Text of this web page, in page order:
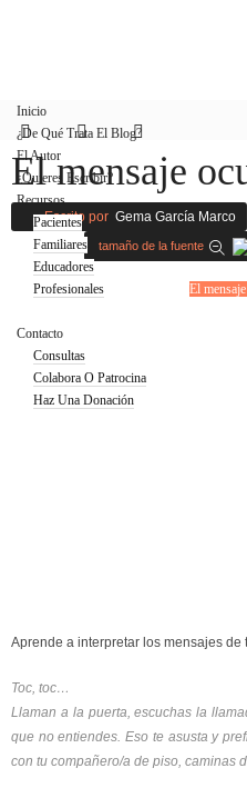
Inicio
¿De Qué Trata El Blog?
El Autor
¿Quieres Escribir?
Recursos
Pacientes
Familiares
Educadores
Profesionales
Contacto
Consultas
Colabora O Patrocina
Haz Una Donación
El mensaje
Escrito por Gema García Marco
tamaño de la fuente
El
Aprende a interpretar los mensajes de
Toc, toc…
Llaman a la puerta, escuchas la
que no entiendes. Eso te asusta y
con tu compañero/a de piso, caminas